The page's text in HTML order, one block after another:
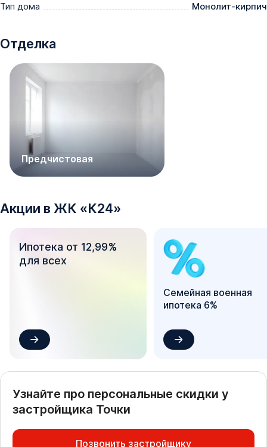
Тип дома
Монолит-кирпич
Отделка
Предчистовая
Акции в ЖК «К24»
Ипотека от 12,99%
для всех
Семейная военная
ипотека 6%
Узнайте про персональные скидки у
застройщика Точки
Позвонить застройщику